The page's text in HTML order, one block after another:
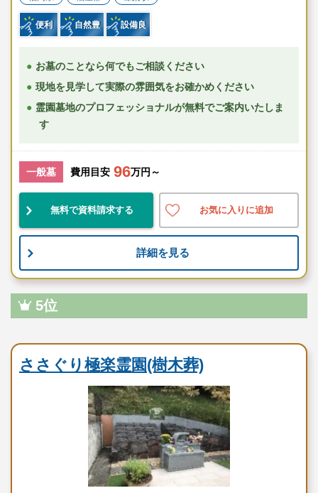
便利 自然豊 設備良
お墓のことなら何でもご相談ください
現地を見学して実際の雰囲気をお確かめください
霊園墓地のプロフェッショナルが無料でご案内いたしま
す
一般墓 費用目安 96万円～
無料で資料請求する お気に入りに追加
詳細を見る
5位
ささぐり極楽霊園(樹木葬)